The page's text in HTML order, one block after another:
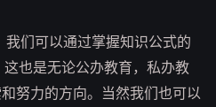
我们可以通过掌握知识公式的
也是无论公办教育，私办教
努力的方向。当然我们也可以